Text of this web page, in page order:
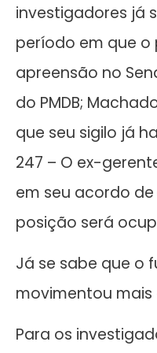
investigadores já
período em que o
apreensão no
do PMDB;
que seu sigilo já
247 – O ex-
em seu acordo
posição será
Já se sabe que o
movimentou mais
Para os